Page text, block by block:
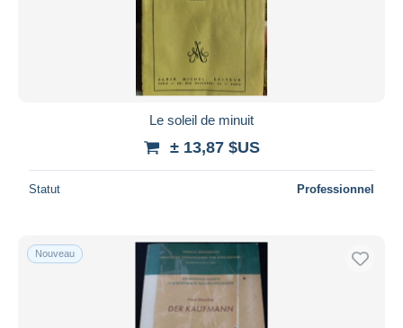
Le soleil de minuit
± 13,87 $US
Statut Professionnel
Nouveau